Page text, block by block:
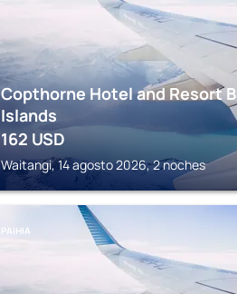
Copthorne Hotel and Resort
Islands
162 USD
Waitangi, 14 agosto 2026, 2 noches
PAIHIA